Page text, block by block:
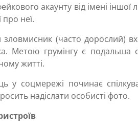
акаунту від імені
про неї.
зловмисник (часто дорослий)
Метою грумінгу є подальша
житті.
у соцмережі починає
надіслати особисті фото.